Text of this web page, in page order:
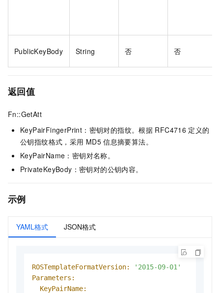
PublicKeyBody String 否 否
返回值
Fn::GetAtt
KeyPairFingerPrint：密钥对的指纹。根据 RFC4716 定义的
公钥指纹格式，采用 MD5 信息摘要算法。
KeyPairName：密钥对名称。
PrivateKeyBody：密钥对的公钥内容。
示例
YAML格式 JSON格式
ROSTemplateFormatVersion:
'2015-09-01'
Parameters:
KeyPairName: